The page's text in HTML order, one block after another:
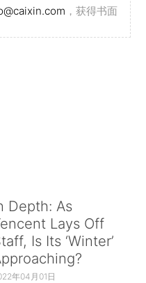
，获得书面
Depth: As
Lays Off
Is Its ‘Winter’
年04月01日